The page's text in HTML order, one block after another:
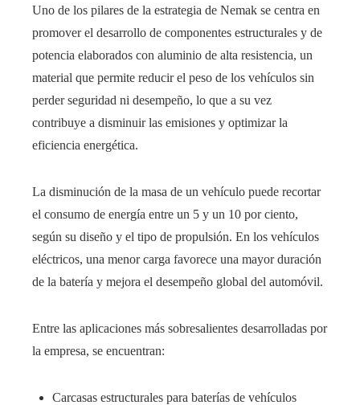
Uno de los pilares de la estrategia de Nemak se centra en
promover el desarrollo de componentes estructurales y de
potencia elaborados con aluminio de alta resistencia, un
material que permite reducir el peso de los vehículos sin
perder seguridad ni desempeño, lo que a su vez
contribuye a disminuir las emisiones y optimizar la
eficiencia energética.
La disminución de la masa de un vehículo puede recortar
el consumo de energía entre un 5 y un 10 por ciento,
según su diseño y el tipo de propulsión. En los vehículos
eléctricos, una menor carga favorece una mayor duración
de la batería y mejora el desempeño global del automóvil.
Entre las aplicaciones más sobresalientes desarrolladas por
la empresa, se encuentran:
Carcasas estructurales para baterías de vehículos